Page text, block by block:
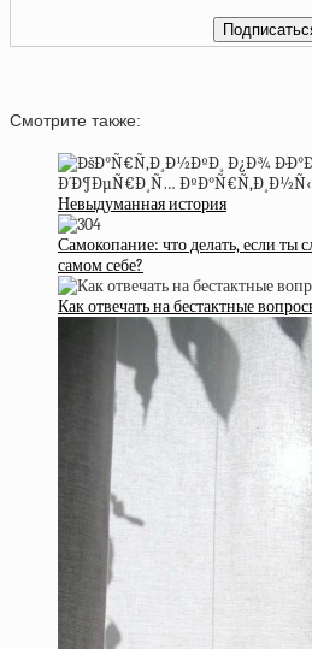
Смотрите также:
Невыдуманная история
Самокопание: что делать, если ты
самом себе?
Как отвечать на бестактные